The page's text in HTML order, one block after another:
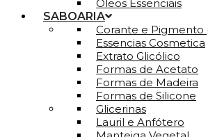
Óleos Essenciais
SABOARIA
Corante e Pigmento
Essencias Cosmetica
Extrato Glicólico
Formas de Acetato
Formas de Madeira
Formas de Silicone
Glicerinas
Lauril e Anfótero